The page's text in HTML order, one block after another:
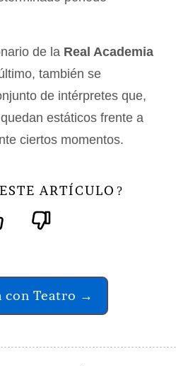
de la Real Academia
también se
de intérpretes que,
estáticos frente a
ciertos momentos.
ARTÍCULO ?
con Teatro →